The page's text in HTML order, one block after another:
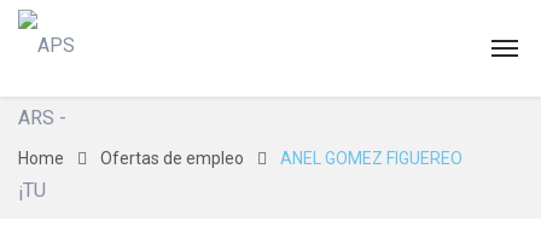
Home Ofertas de empleo ANEL GOMEZ FIGUEREO